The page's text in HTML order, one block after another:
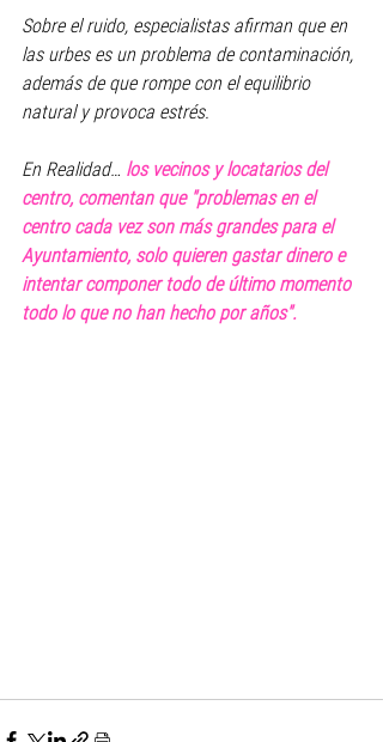
Sobre el ruido, especialistas afirman que en
las urbes es un problema de contaminación,
además de que rompe con el equilibrio
natural y provoca estrés.
En Realidad… los vecinos y locatarios del
centro, comentan que "problemas en el
centro cada vez son más grandes para el
Ayuntamiento, solo quieren gastar dinero e
intentar componer todo de último momento
todo lo que no han hecho por años".